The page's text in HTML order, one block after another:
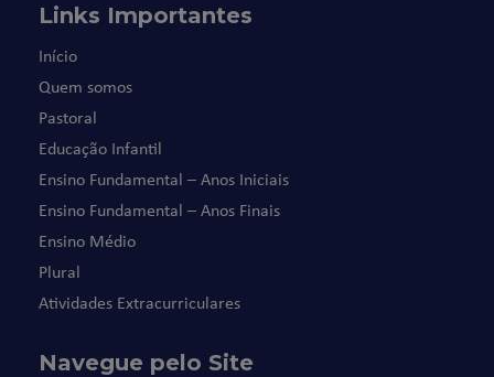
Links Importantes
Início
Quem somos
Pastoral
Educação Infantil
Ensino Fundamental – Anos Iniciais
Ensino Fundamental – Anos Finais
Ensino Médio
Plural
Atividades Extracurriculares
Navegue pelo Site